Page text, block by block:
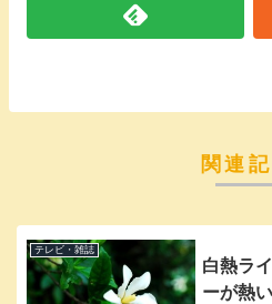
関連
テレビ・雑誌
白熱ラ
ーが熱